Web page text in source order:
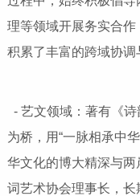
理等领域开展务实合作
积累了丰富的跨域协调
- 艺文领域：著有《
为桥，用“一脉相承中
华文化的博大精深与
词艺术协会理事长，长